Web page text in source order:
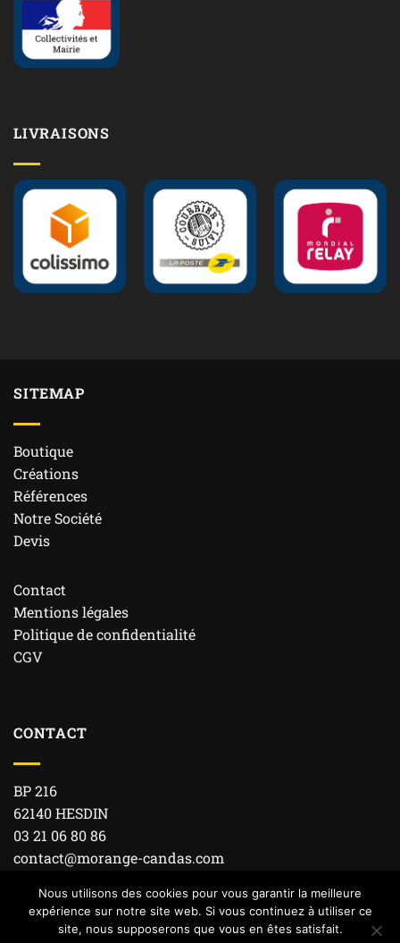
LIVRAISONS
SITEMAP
Boutique
Créations
Références
Notre Société
Devis
Contact
Mentions légales
Politique de confidentialité
CGV
CONTACT
BP 216
62140 HESDIN
03 21 06 80 86
contact@morange-candas.com
Nous utilisons des cookies pour vous garantir la meilleure
expérience sur notre site web. Si vous continuez à utiliser ce
site, nous supposerons que vous en êtes satisfait.